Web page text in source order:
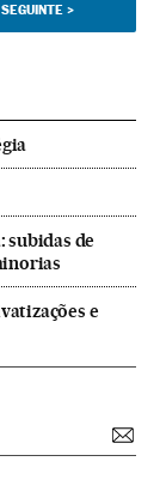
SEGUINTE >
subidas de
e